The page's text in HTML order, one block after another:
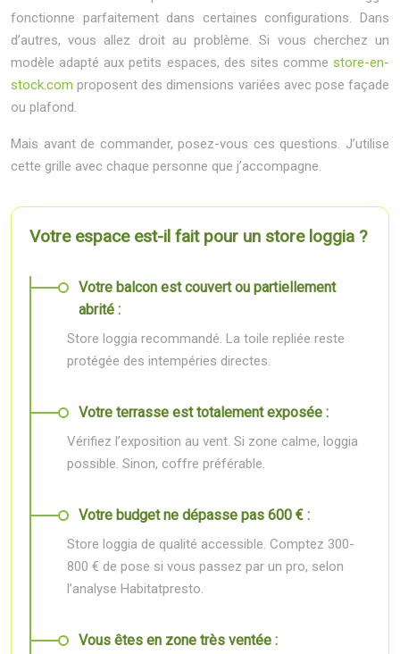
fonctionne parfaitement dans certaines configurations. Dans
d’autres, vous allez droit au problème. Si vous cherchez un
modèle adapté aux petits espaces, des sites comme store-en-
stock.com proposent des dimensions variées avec pose façade
ou plafond.
Mais avant de commander, posez-vous ces questions. J’utilise
cette grille avec chaque personne que j’accompagne.
Votre espace est-il fait pour un store loggia ?
Votre balcon est couvert ou partiellement
abrité :
Store loggia recommandé. La toile repliée reste
protégée des intempéries directes.
Votre terrasse est totalement exposée :
Vérifiez l’exposition au vent. Si zone calme, loggia
possible. Sinon, coffre préférable.
Votre budget ne dépasse pas 600 € :
Store loggia de qualité accessible. Comptez 300-
800 € de pose si vous passez par un pro, selon
l’analyse Habitatpresto.
Vous êtes en zone très ventée :